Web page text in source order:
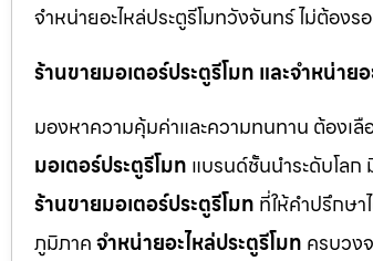
จำหน่ายอะไหล่ประตูรีโมทวังจันทร์ ไม่ต้องร
ร้านขายมอเตอร์ประตูรีโมท และจำหน่า
มองหาความคุ้มค่าและความทนทาน ต้องเ
มอเตอร์ประตูรีโมท แบรนด์ชั้นนำระดับโลก
ร้านขายมอเตอร์ประตูรีโมท ที่ให้คำปรึกษา
ภูมิภาคจำหน่ายอะไหล่ประตูรีโมท ครบวง